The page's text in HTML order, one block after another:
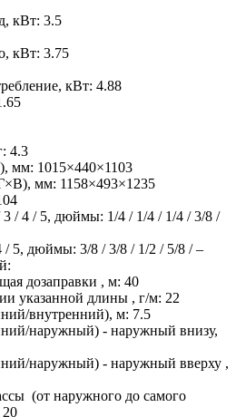
кВт: 3.5
кВт: 3.75
кВт: 4.88
4.3
мм: 1015×440×1103
мм: 1158×493×1235
3 / 4 / 5, дюймы: 1/4 / 1/4 / 1/4 / 3/8 /
/ 5, дюймы: 3/8 / 3/8 / 1/2 / 5/8 / –
дозаправки , м: 40
указанной длины , г/м: 22
внутренний), м: 7.5
наружный) - наружный внизу,
наружный) - наружный вверху ,
(от наружного до самого
20